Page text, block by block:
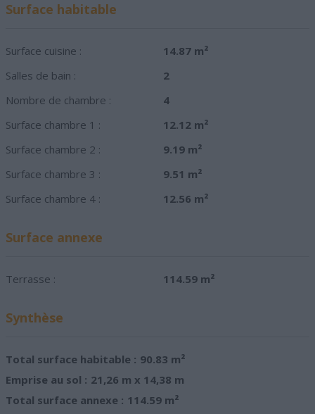
Surface habitable
Surface cuisine :
14.87 m²
Salles de bain :
2
Nombre de chambre :
4
Surface chambre 1 :
12.12 m²
Surface chambre 2 :
9.19 m²
Surface chambre 3 :
9.51 m²
Surface chambre 4 :
12.56 m²
Surface annexe
Terrasse : 114.59 m²
Synthèse
Total surface habitable : 90.83 m²
Emprise au sol : 21,26 m x 14,38 m
Total surface annexe : 114.59 m²